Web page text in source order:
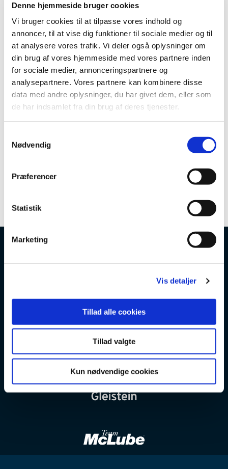
Denne hjemmeside bruger cookies
Vi bruger cookies til at tilpasse vores indhold og
annoncer, til at vise dig funktioner til sociale medier og til
at analysere vores trafik. Vi deler også oplysninger om
din brug af vores hjemmeside med vores partnere inden
for sociale medier, annonceringspartnere og
analysepartnere. Vores partnere kan kombinere disse
data med andre oplysninger, du har givet dem, eller som
de har indsamlet fra din brug af deres tjenester.
Nødvendig
Præferencer
Statistik
Marketing
Vis detaljer
Tillad alle cookies
Tillad valgte
Kun nødvendige cookies
herOMT's studentside
OMT Maritime Design Cup er for dig, der vil
opleve den maritime branche fra en lidt anden
vinkel – med vind i håret, fart i båden og
landsholdssejlere som sikre guider på vandet.
Tilmeld dig OMT Maritime Design Cup 2026 og
bliv en del af en dag, hvor maritimt design møder